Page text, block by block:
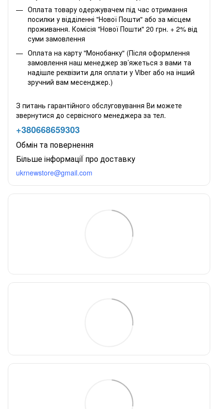
Оплата товару одержувачем під час отримання
посилки у відділенні "Нової Пошти" або за місцем
проживання. Комісія "Нової Пошти" 20 грн. + 2% від
суми замовлення
Оплата на карту "Монобанку" (Після оформлення
замовлення наш менеджер зв’яжеться з вами та
надішле реквізити для оплати у Viber або на інший
зручний вам месенджер.)
З питань гарантійного обслуговування Ви можете
звернутися до сервісного менеджера за тел.
+380668659303
Обмін та повернення
Більше інформаціЇ про доставку
ukrnewstore@gmail.com